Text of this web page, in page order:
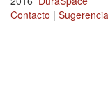
Contacto |